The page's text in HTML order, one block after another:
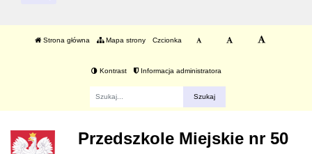
Strona główna Mapa strony Czcionka
Kontrast Informacja administratora
Przedszkole Miejskie nr 50